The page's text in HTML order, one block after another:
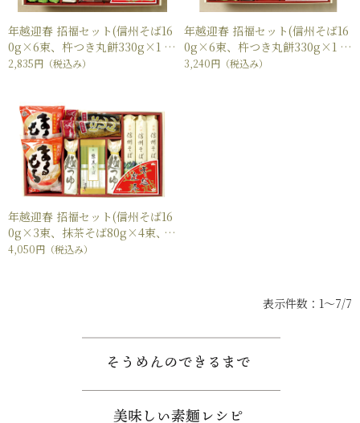
年越迎春 招福セット(信州そば16
0g×6束、杵つき丸餅330g×1
袋、にしん姿甘露煮×1袋、麺つ
2,835円 （税込み）
年越迎春 招福セット(信州そば16
0g×6束、杵つき丸餅330g×1
袋、にしん姿甘露煮×2袋、麺つ
3,240円 （税込み）
年越迎春 招福セット(信州そば16
0g×3束、抹茶そば80g×4束、
杵つき丸餅330g×2袋、にしん姿
4,050円 （税込み）
表示件数：1～7/7